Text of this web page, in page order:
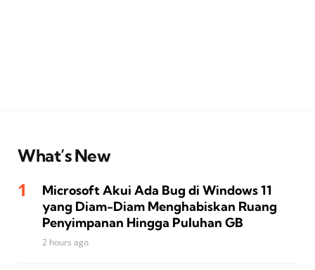
What’s New
Microsoft Akui Ada Bug di Windows 11
yang Diam-Diam Menghabiskan Ruang
Penyimpanan Hingga Puluhan GB
2 hours ago